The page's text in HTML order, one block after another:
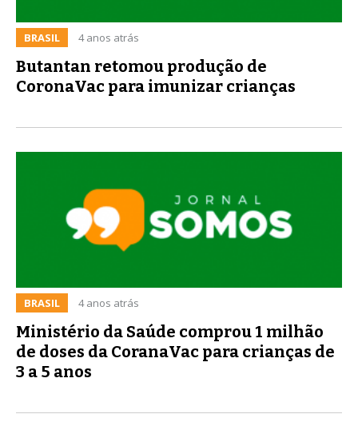
BRASIL 4 anos atrás
Butantan retomou produção de
CoronaVac para imunizar crianças
BRASIL 4 anos atrás
Ministério da Saúde comprou 1 milhão
de doses da CoranaVac para crianças de
3 a 5 anos